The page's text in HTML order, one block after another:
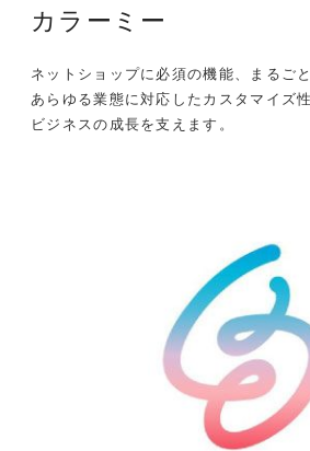
カラーミー
ネットショップに必須の機能、まるごと
あらゆる業態に対応したカスタマイズ性
ビジネスの成長を支えます。